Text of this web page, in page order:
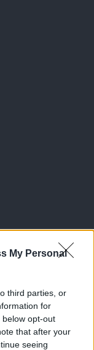
My Personal
third parties, or
for
opt-out
that after your
seeing